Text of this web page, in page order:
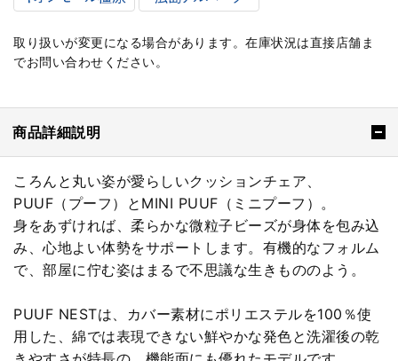
取り扱いが変更になる場合があります。在庫状況は直接店舗ま
でお問い合わせください。
商品詳細説明
ころんと丸い姿が愛らしいクッションチェア、
PUUF（プーフ）とMINI PUUF（ミニプーフ）。
身をあずければ、柔らかな微粒子ビーズが身体を包み込
み、心地よい体勢をサポートします。有機的なフォルム
で、部屋に佇む姿はまるで不思議な生きもののよう。
PUUF NESTは、カバー素材にポリエステルを100％使
用した、綿では表現できない鮮やかな発色と洗濯後の乾